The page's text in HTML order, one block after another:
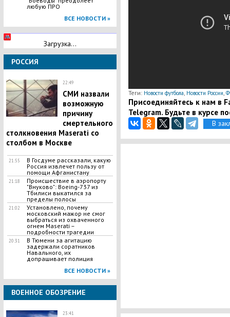
любую ПРО
ВСЕ НОВОСТИ »
Загрузка...
РОССИЯ
22:49
СМИ назвали
возможную
причину
смертельного
столкновения Maserati со
столбом в Москве
21:55
В Госдуме рассказали, какую
Россия извлечет пользу от
помощи Афганистану
21:18
Происшествие в аэропорту
"Внуково": Boeing-737 из
Тбилиси выкатился за
пределы полосы
21:02
Установлено, почему
московский мажор не смог
выбраться из охваченного
огнем Maserati –
подробности трагедии
20:31
В Тюмени за агитацию
задержали соратников
Навального, их
допрашивает полиция
ВСЕ НОВОСТИ »
ВОЕННОЕ ОБОЗРЕНИЕ
23:41
Теги: Новости футбола Новости России
Присоединяйтесь к нам в
Telegram. Будьте в курсе
В